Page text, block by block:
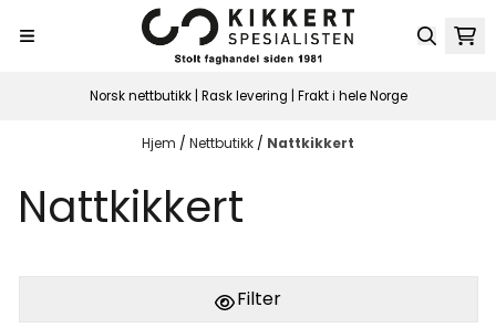
Norsk nettbutikk | Rask levering | Frakt i hele Norge
Hjem / Nettbutikk / Nattkikkert
Nattkikkert
Filter